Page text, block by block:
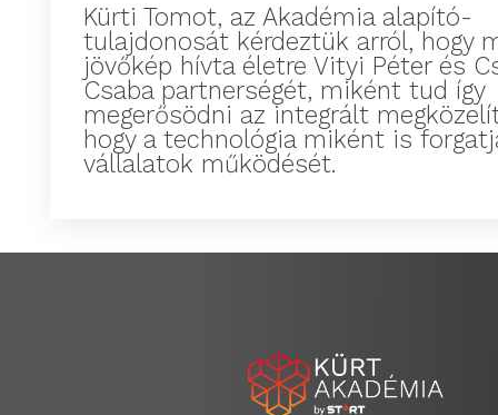
Kürti Tomot, az Akadémia alapító-
tulajdonosát kérdeztük arról, hogy
jövőkép hívta életre Vityi Péter és
Csaba partnerségét, miként tud így
megerősödni az integrált
hogy a technológia miként is
vállalatok működését.